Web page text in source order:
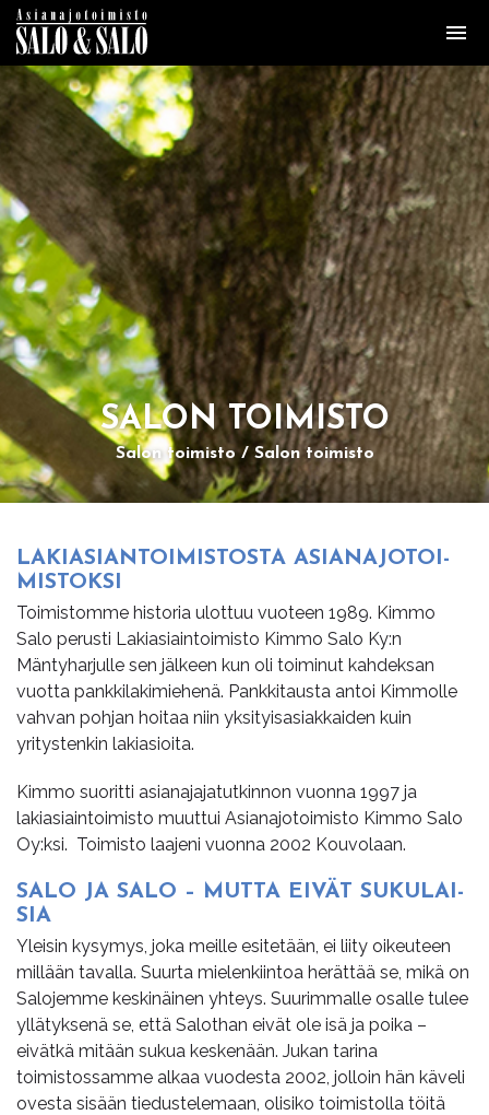
SA­LON TOI­MIS­TO
Salon toimisto Salon toimisto
LA­KI­ASIAN­TOI­MIS­TOS­TA ASIAN­AJO­TOI­
MIS­TOK­SI
Toimistomme historia ulottuu vuoteen 1989. Kimmo
Salo perusti Lakiasiaintoimisto Kimmo Salo Ky:n
Mäntyharjulle sen jälkeen kun oli toiminut kahdeksan
vuotta pankkilakimiehenä. Pankkitausta antoi Kimmolle
vahvan pohjan hoitaa niin yksityisasiakkaiden kuin
yritystenkin lakiasioita.
Kimmo suoritti asianajajatutkinnon vuonna 1997 ja
lakiasiaintoimisto muuttui Asianajotoimisto Kimmo Salo
Oy:ksi. Toimisto laajeni vuonna 2002 Kouvolaan.
SALO JA SALO – MUT­TA EI­VÄT SU­KU­LAI­
SIA
Yleisin kysymys, joka meille esitetään, ei liity oikeuteen
millään tavalla. Suurta mielenkiintoa herättää se, mikä on
Salojemme keskinäinen yhteys. Suurimmalle osalle tulee
yllätyksenä se, että Salothan eivät ole isä ja poika –
eivätkä mitään sukua keskenään. Jukan tarina
toimistossamme alkaa vuodesta 2002, jolloin hän käveli
ovesta sisään tiedustelemaan, olisiko toimistolla töitä